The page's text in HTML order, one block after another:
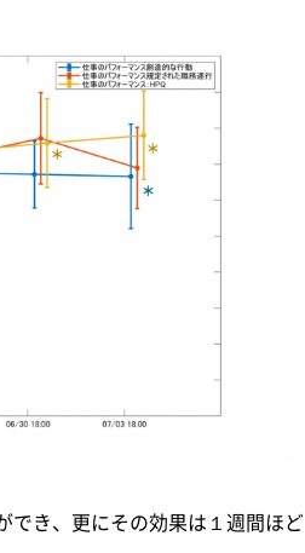
でき、更にその効果は１週間ほど